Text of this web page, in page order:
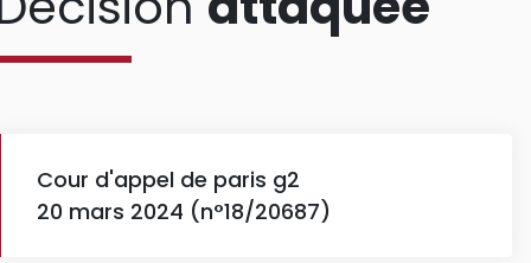
Cour d'appel de paris g2
20 mars 2024 (n°18/20687)